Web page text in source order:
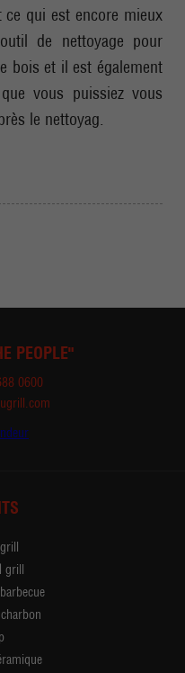
ce qui est encore mieux
de nettoyage pour
bois et il est également
vous puissiez vous
le nettoyag.
PEOPLE"
0600
grill
grill